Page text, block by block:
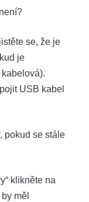
se, že je
je
USB kabel
pokud se stále
klikněte na
měl